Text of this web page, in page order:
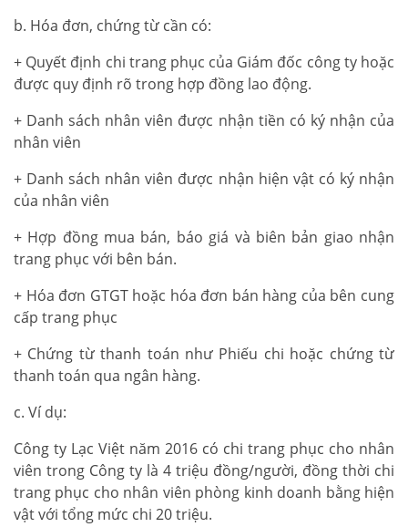
b. Hóa đơn, chứng từ cần có:
+ Quyết định chi trang phục của Giám đốc công ty hoặc
được quy định rõ trong hợp đồng lao động.
+ Danh sách nhân viên được nhận tiền có ký nhận của
nhân viên
+ Danh sách nhân viên được nhận hiện vật có ký nhận
của nhân viên
+ Hợp đồng mua bán, báo giá và biên bản giao nhận
trang phục với bên bán.
+ Hóa đơn GTGT hoặc hóa đơn bán hàng của bên cung
cấp trang phục
+ Chứng từ thanh toán như Phiếu chi hoặc chứng từ
thanh toán qua ngân hàng.
c. Ví dụ:
Công ty Lạc Việt năm 2016 có chi trang phục cho nhân
viên trong Công ty là 4 triệu đồng/người, đồng thời chi
trang phục cho nhân viên phòng kinh doanh bằng hiện
vật với tổng mức chi 20 triệu.